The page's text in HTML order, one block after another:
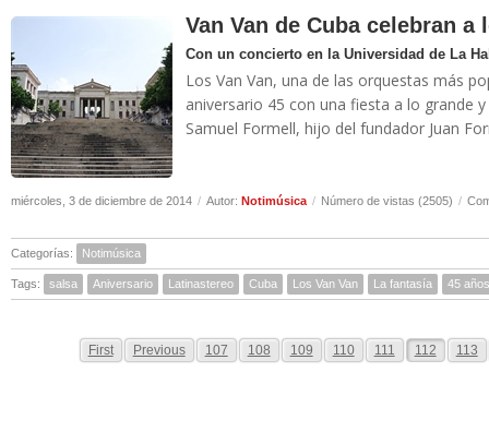
Van Van de Cuba celebran a
Con un concierto en la Universidad de La
Los Van Van, una de las orquestas más
aniversario 45 con una fiesta a lo grande
Samuel Formell, hijo del fundador Juan
miércoles, 3 de diciembre de 2014 / Autor: Notimúsica / Número de vistas (2505) /
Categorías: Notimúsica
Tags: salsa Aniversario Latinastereo Cuba Los Van Van La fantasía 45 años
First Previous 107 108 109 110 111 112 113